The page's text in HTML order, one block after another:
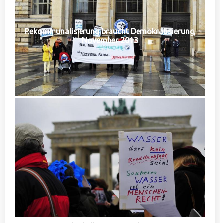
Rekommunalisierung braucht Demokratisierung,
November 2013